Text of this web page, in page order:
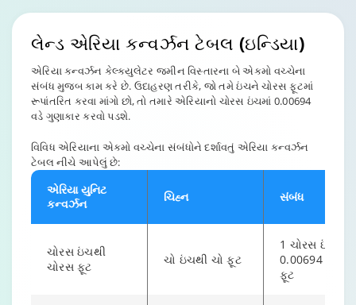
લેન્ડ એરિયા કન્વર્ઝનટેબલ (ઇન્ડિયા)
એરિયા કન્વર્ઝન કેલ્ક્યુલેટર જમીન વિસ્તારના બે એકમો વચ્ચેના
સંબંધ મુજબ કામ કરે છે. ઉદાહરણ તરીકે, જો તમે ઇંચને ચોરસ ફૂટમાં
રૂપાંતરિત કરવા માંગો છો, તો તમારે એરિયાનો ચોરસ ઇંચમાં 0.00694
વડે ગુણાકાર કરવો પડશે.
વિવિધ એરિયાના એકમો વચ્ચેના સંબંધોને દર્શાવતું એરિયા કન્વર્ઝન
ટેબલ નીચે આપેલું છે:
એરિયા યુનિટ
કન્વર્ઝન
ચિહ્ન સંબંધ
ચોરસ ઇંચથી
ચોરસ ફૂટ
ચો ઇંચથી ચો ફૂટ
1 ચોરસ ઇંચ =
0.00694 ચોરસ
ફૂટ